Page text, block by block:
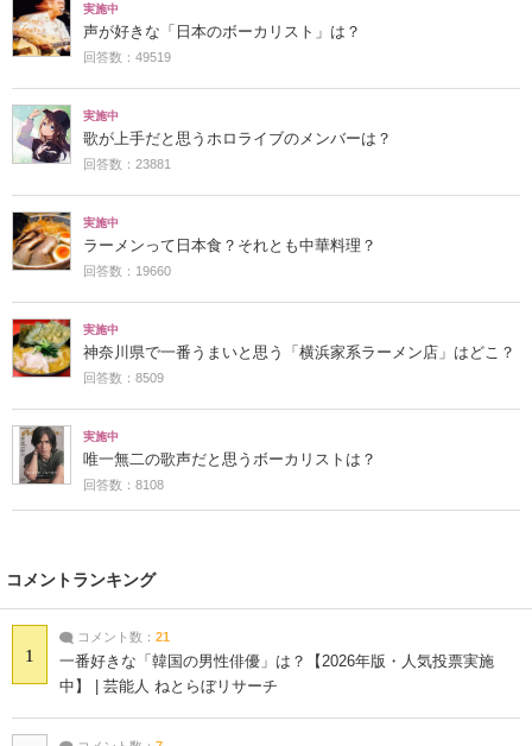
実施中
声が好きな「日本のボーカリスト」は？
回答数：49519
実施中
歌が上手だと思うホロライブのメンバーは？
回答数：23881
実施中
ラーメンって日本食？それとも中華料理？
回答数：19660
実施中
神奈川県で一番うまいと思う「横浜家系ラーメン店」はどこ？
回答数：8509
実施中
唯一無二の歌声だと思うボーカリストは？
回答数：8108
コメントランキング
1
コメント数： 21
一番好きな「韓国の男性俳優」は？【2026年版・人気投票実施
中】 | 芸能人 ねとらぼリサーチ